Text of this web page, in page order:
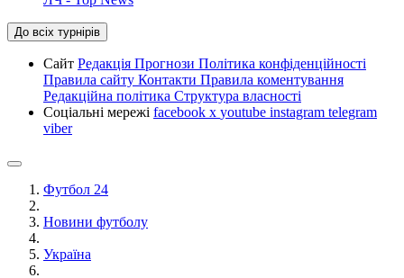
До всіх турнірів
Сайт Редакція Прогнози Політика конфіденційності
Правила сайту Контакти Правила коментування
Редакційна політика Структура власності
Соціальні мережі facebook x youtube instagram telegram
viber
Футбол 24
Новини футболу
Україна